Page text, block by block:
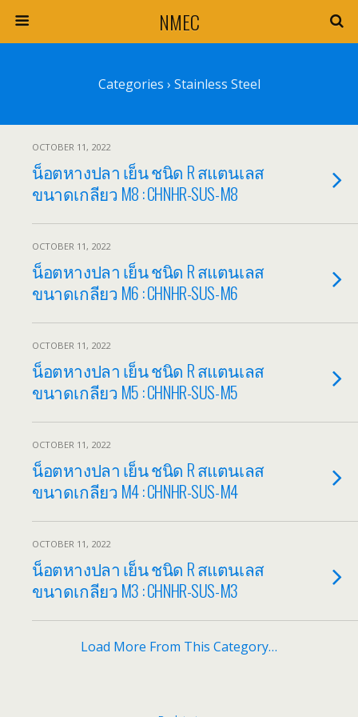
NMEC
Categories › Stainless Steel
OCTOBER 11, 2022
น็อตหางปลา เย็น ชนิด R สแตนเลส
ขนาดเกลียว M8 : CHNHR-SUS-M8
OCTOBER 11, 2022
น็อตหางปลา เย็น ชนิด R สแตนเลส
ขนาดเกลียว M6 : CHNHR-SUS-M6
OCTOBER 11, 2022
น็อตหางปลา เย็น ชนิด R สแตนเลส
ขนาดเกลียว M5 : CHNHR-SUS-M5
OCTOBER 11, 2022
น็อตหางปลา เย็น ชนิด R สแตนเลส
ขนาดเกลียว M4 : CHNHR-SUS-M4
OCTOBER 11, 2022
น็อตหางปลา เย็น ชนิด R สแตนเลส
ขนาดเกลียว M3 : CHNHR-SUS-M3
Load More From This Category…